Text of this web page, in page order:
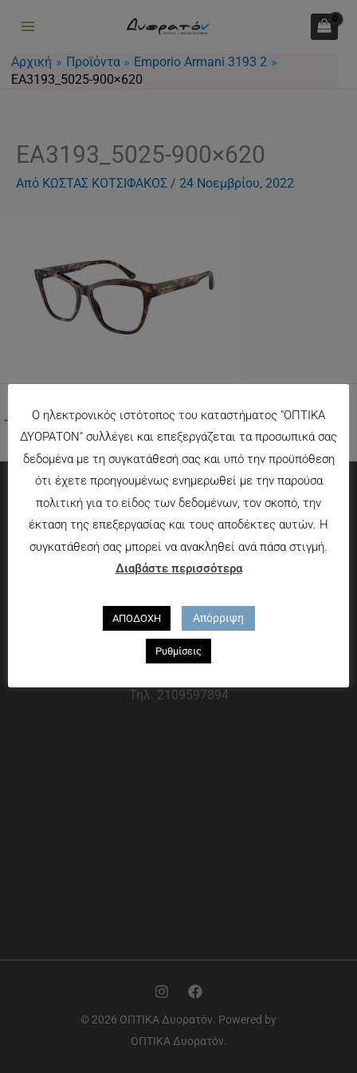
περιεχόμενο
Αρχική Προϊόντα
Emporio Armani 3193 2
EA3193_5025-900×620
EA3193_5025-900×620
Από ΚΩΣΤΑΣ ΚΟΤΣΙΦΑΚΟΣ / 24 Νοεμβρίου, 2022
← Προηγούμενο Πολυμέσα
Πληροφορίες
Τρόποι πληρωμής
Τρόποι αποστολής
Που θα μας βρείτε
Χαροκόπου 13-15, Αθήνα 176 72
Τηλ. 2109597894
© 2026 ΟΠΤΙΚΑ Δυορατόν. Powered by
ΟΠΤΙΚΑ Δυορατόν.
Ο ηλεκτρονικός ιστότοπος του καταστήματος "ΟΠΤΙΚΑ
ΔΥΟΡΑΤΟΝ" συλλέγει και επεξεργάζεται τα προσωπικά σας
δεδομένα με τη συγκατάθεσή σας και υπό την προϋπόθεση
ότι έχετε προηγουμένως ενημερωθεί με την παρούσα
πολιτική για το είδος των δεδομένων, τον σκοπό, την
έκταση της επεξεργασίας και τους αποδέκτες αυτών. Η
συγκατάθεσή σας μπορεί να ανακληθεί ανά πάσα στιγμή.
Διαβάστε περισσότερα
ΑΠΟΔΟΧΗ Απόρριψη
Ρυθμίσεις